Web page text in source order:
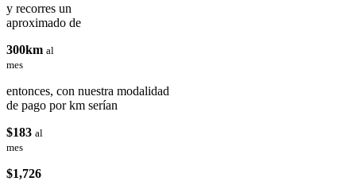
y recorres un
aproximado de
300km al
mes
entonces, con nuestra modalidad
de pago por km serían
$183 al
mes
$1,726